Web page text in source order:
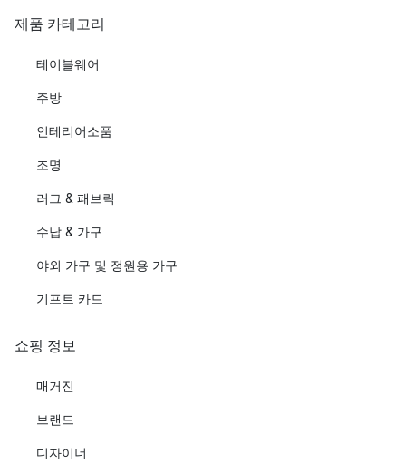
제품 카테고리
테이블웨어
주방
인테리어소품
조명
러그 & 패브릭
수납 & 가구
야외 가구 및 정원용 가구
기프트 카드
쇼핑 정보
매거진
브랜드
디자이너